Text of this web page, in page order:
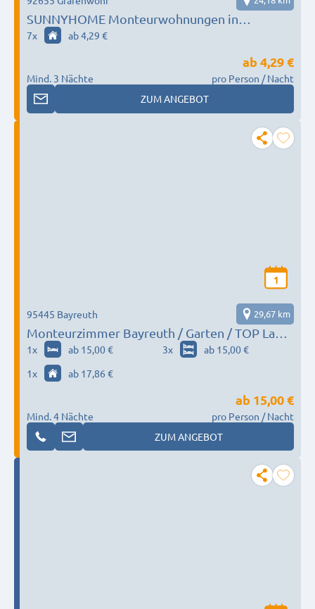
SUNNYHOME Monteurwohnungen in
Grafenwöhr
7x ab 4,29 €
Mind. 3 Nächte
ab 4,29 €
pro Person / Nacht
ZUM ANGEBOT
1
Monteurzimmer Bayreuth / Garten / TOP Lage
/ Parkplätze
95445 Bayreuth 29,67 km
1x ab 15,00 € 3x
ab 15,00 €
1x ab 17,86 €
Mind. 4 Nächte
ab 15,00 €
pro Person / Nacht
ZUM ANGEBOT